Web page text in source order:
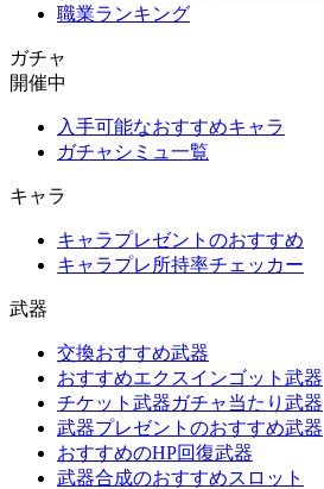
職業ランキング
ガチャ
開催中
入手可能なおすすめキャラ
ガチャシミュ一覧
キャラ
キャラプレゼントのおすすめ
キャラプレ所持率チェッカー
武器
交換おすすめ武器
おすすめエクスインゴット武器
チケット武器ガチャ当たり武器
武器プレゼントのおすすめ武器
おすすめのHP回復武器
武器合成のおすすめスロット